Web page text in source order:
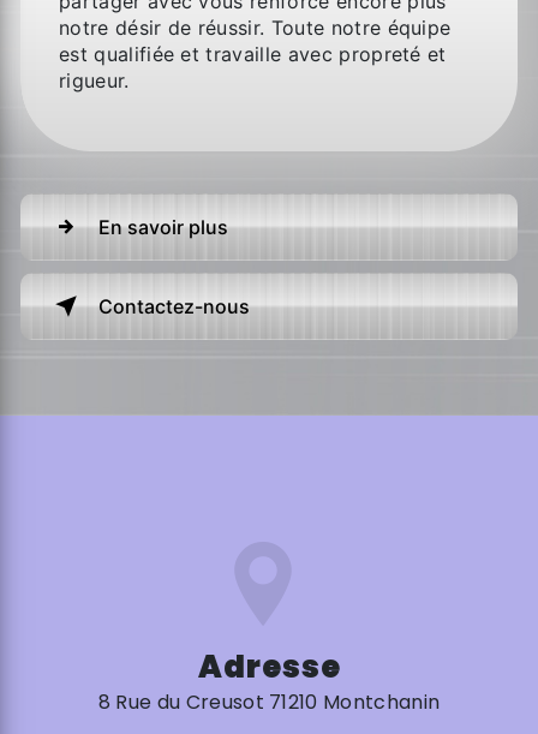
notre désir de réussir. Toute notre équipe
est qualifiée et travaille avec propreté et
rigueur.
En savoir plus
Contactez-nous
Adresse
8 Rue du Creusot 71210 Montchanin